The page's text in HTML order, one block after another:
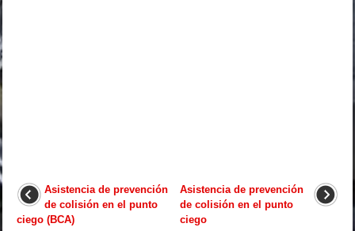
Asistencia de prevención
de colisión en el punto
ciego (BCA)
Asistencia de prevención
de colisión en el punto
ciego